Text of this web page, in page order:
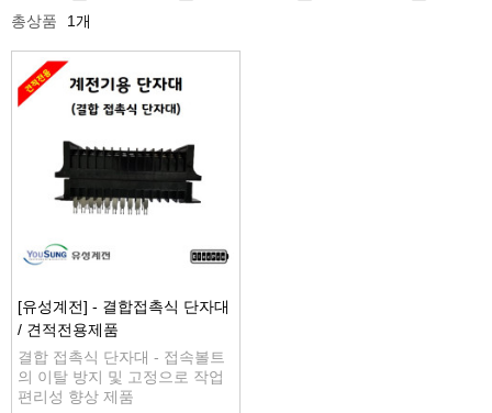
총상품 1개
[유성계전] - 결합접촉식 단자대
/ 견적전용제품
결합 접촉식 단자대 - 접속볼트
의 이탈 방지 및 고정으로 작업
편리성 향상 제품